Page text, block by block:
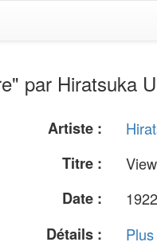
par Hiratsuka
Artiste :
Titre :
Date :
1922
Détails :